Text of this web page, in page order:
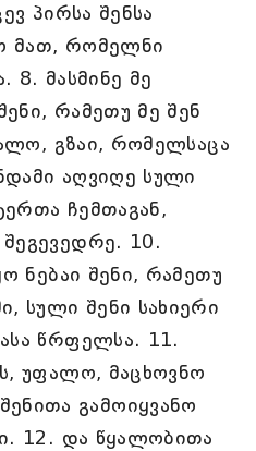
პირსა შენსა
მათ, რომელნი
8. მასმინე მე
რამეთუ მე შენ
გზაი, რომელსაცა
აღვიღე სული
ჩემთაგან,
10.
ნებაი შენი, რამეთუ
სული შენი სახიერი
წრფელსა. 11.
უფალო, მაცხოვნო
გამოიყვანო
12. და წყალობითა